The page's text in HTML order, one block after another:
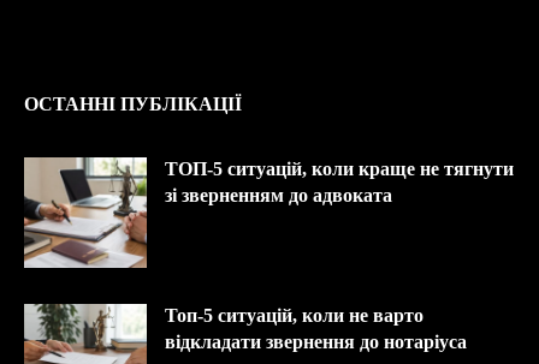
ОСТАННІ ПУБЛІКАЦІЇ
ТОП-5 ситуацій, коли краще не тягнути
зі зверненням до адвоката
Топ-5 ситуацій, коли не варто
відкладати звернення до нотаріуса